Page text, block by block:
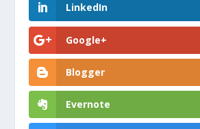
LinkedIn
Google+
Blogger
Evernote